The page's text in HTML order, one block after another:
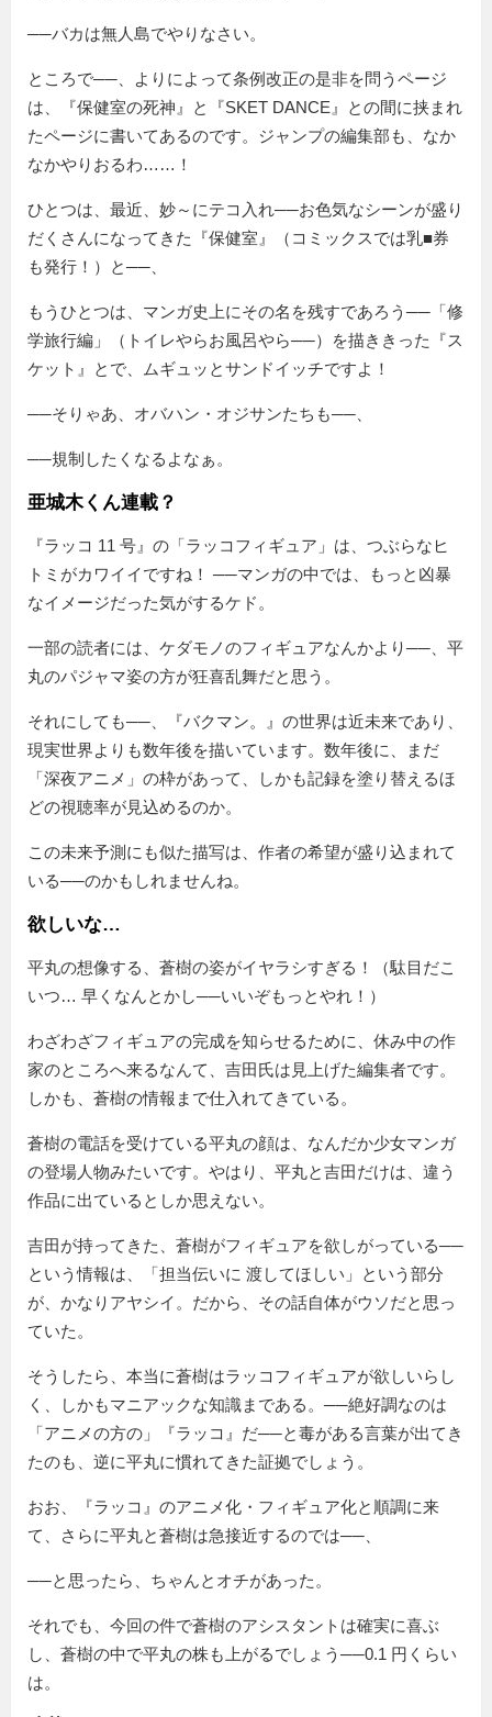
──バカは無人島でやりなさい。
ところで──、よりによって条例改正の是非を問うページ
は、『保健室の死神』と『SKET DANCE』との間に挟まれ
たページに書いてあるのです。ジャンプの編集部も、なか
なかやりおるわ……！
ひとつは、最近、妙～にテコ入れ──お色気なシーンが盛り
だくさんになってきた『保健室』（コミックスでは乳■券
も発行！）と──、
もうひとつは、マンガ史上にその名を残すであろう──「修
学旅行編」（トイレやらお風呂やら──）を描ききった『ス
ケット』とで、ムギュッとサンドイッチですよ！
──そりゃあ、オバハン・オジサンたちも──、
──規制したくなるよなぁ。
亜城木くん連載？
『ラッコ 11 号』の ラッコフィギュア
は、つぶらなヒ
トミがカワイイですね！ ──マンガの中では、もっと凶暴
なイメージだった気がするケド。
一部の読者には、ケダモノのフィギュアなんかより──、平
丸のパジャマ姿の方が狂喜乱舞だと思う。
それにしても──、『バクマン。』の世界は近未来であり、
現実世界よりも数年後を描いています。数年後に、まだ
「深夜アニメ」の枠があって、しかも記録を塗り替えるほ
どの視聴率が見込めるのか。
この未来予測にも似た描写は、作者の希望が盛り込まれて
いる──のかもしれませんね。
欲しいな…
平丸の想像する、蒼樹の姿がイヤラシすぎる！（駄目だこ
いつ… 早くなんとかし──いいぞもっとやれ！）
わざわざフィギュアの完成を知らせるために、休み中の作
家のところへ来るなんて、吉田氏は見上げた編集者です。
しかも、蒼樹の情報まで仕入れてきている。
蒼樹の電話を受けている平丸の顔は、なんだか少女マンガ
の登場人物みたいです。やはり、平丸と吉田だけは、違う
作品に出ているとしか思えない。
吉田が持ってきた、蒼樹がフィギュアを欲しがっている──
という情報は、
担当伝いに 渡してほしい
という部分
が、かなりアヤシイ。だから、その話自体がウソだと思っ
ていた。
そうしたら、本当に蒼樹はラッコフィギュアが欲しいらし
く、しかもマニアックな知識まである。──絶好調なのは
アニメの方の
『ラッコ』だ──と毒がある言葉が出てき
たのも、逆に平丸に慣れてきた証拠でしょう。
おお、『ラッコ』のアニメ化・フィギュア化と順調に来
て、さらに平丸と蒼樹は急接近するのでは──、
──と思ったら、ちゃんとオチがあった。
それでも、今回の件で蒼樹のアシスタントは確実に喜ぶ
し、蒼樹の中で平丸の株も上がるでしょう──0.1 円くらい
は。